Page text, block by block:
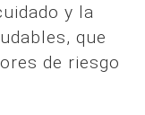
y la
que
de riesgo